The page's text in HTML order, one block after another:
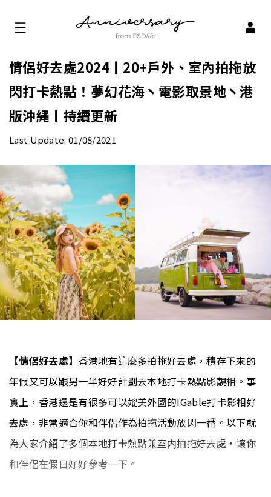
情侶好去處2024丨20+戶外、室內拍拖放
閃打卡熱點！夢幻花海丶電影取景地丶港
版沖繩丨持續更新
Last Update: 01/08/2021
【情侶好去處】 香港地有這麼多拍拖好去處，積存下來的
年假又可以跟另一半好好計劃去本地打卡熱點影靚相。事
實上，香港還是有很多可以媲美外國的IGable打卡影相好
去處，非常適合你和伴侶作為拍拖活動放閃一番。以下就
為大家介紹了多個本地打卡熱點兼室内拍拖好去處，讓你
和伴侶在假日好好參考一下。